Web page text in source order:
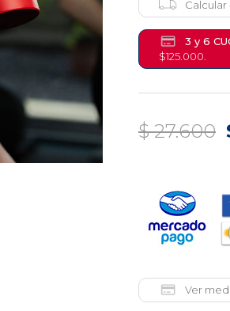
Calcular
3 y 6
$125.000.
$ 27.600
Ver